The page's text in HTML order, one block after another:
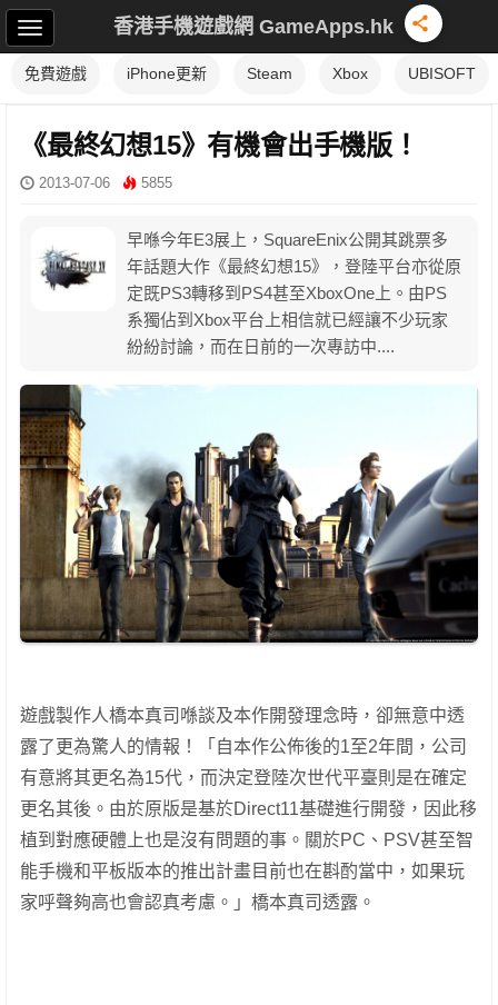
香港手機遊戲網 GameApps.hk
免費遊戲 iPhone更新 Steam Xbox UBISOFT
《最終幻想15》有機會出手機版！
2013-07-06 5855
早喺今年E3展上，SquareEnix公開其跳票多
年話題大作《最終幻想15》，登陸平台亦從原
定既PS3轉移到PS4甚至XboxOne上。由PS
系獨佔到Xbox平台上相信就已經讓不少玩家
紛紛討論，而在日前的一次專訪中....
遊戲製作人橋本真司喺談及本作開發理念時，卻無意中透
露了更為驚人的情報！
「自本作公佈後的1至2年間，公司
有意將其更名為15代，而決定登陸次世代平臺則是在確定
更名其後。由於原版是基於Direct11基礎進行開發，因此移
植到對應硬體上也是沒有問題的事。關於PC、PSV甚至智
能手機和平板版本的推出計畫目前也在斟酌當中，如果玩
家呼聲夠高也會認真考慮。」橋本真司透露。